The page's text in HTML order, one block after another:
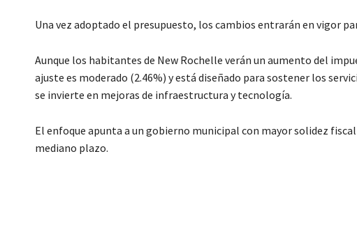
Una vez adoptado el presupuesto, los cambios entrarán en vigor
Aunque los habitantes de New Rochelle verán un aumento del
ajuste es moderado (2.46%) y está diseñado para sostener los
se invierte en mejoras de infraestructura y tecnología.
El enfoque apunta a un gobierno municipal con mayor solidez
mediano plazo.